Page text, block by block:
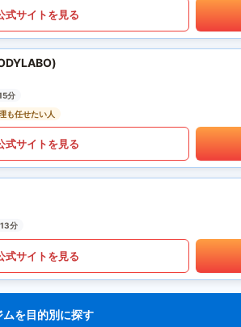
式サイトを見る
分
も任せたい人
式サイトを見る
分
式サイトを見る
を目的別に探す